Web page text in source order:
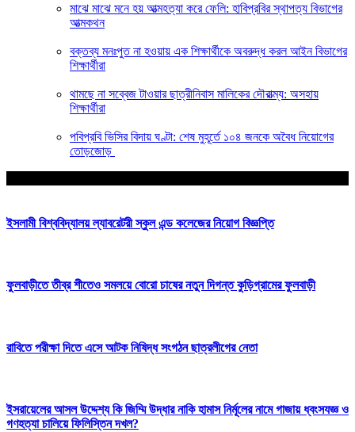
মাঝে মাঝে মনে হয় আত্মহত্যা করে ফেলি: হাবিপ্রবির স্থাপত্য বিভাগের
আত্মকথন
বক্তব্য মনঃপুত না হওয়ায় এক শিক্ষার্থীকে অবরুদ্ধ করল আইন বিভাগের
শিক্ষার্থীরা
থামছে না সব্বেজ টাওয়ার ছাত্রীনিবাস মালিকের দৌরাত্ম্য: অসহায়
শিক্ষার্থীরা
পবিপ্রবি ভিসির বিদায় ঘণ্টা: শেষ মুহূর্তে ১০৪ জনকে অবৈধ নিয়োগের
তোড়জোড়
ইসলামী বিশ্ববিদ্যালয় ল্যাবরেটরী স্কুল এন্ড কলেজের নিয়োগ বিজ্ঞপ্তি
ফুলবাড়ীতে তীব্র শীতেও সমলয়ে বোরো চাষের নতুন দিগন্ত কুড়িগ্রামের ফুলবাড়ী
রাবিতে পরীক্ষা দিতে এসে আটক নিষিদ্ধ সংগঠন ছাত্রলীগের নেতা
ইসরায়েলের আসল উদ্দেশ্য কি জিম্মি উদ্ধার নাকি হামাস নির্মূলের নামে গাজায় ধ্বংসযজ্ঞ ও
গণহত্যা চালিয়ে ফিলিস্তিন দখল?